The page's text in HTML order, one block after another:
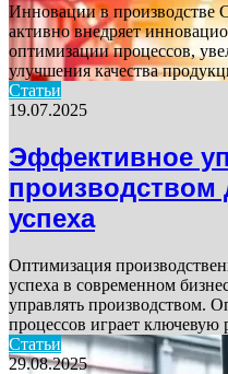
Инновации в производстве
активно внедряет
оптимизации процессов,
улучшения качества
Статьи
19.07.2025
Эффективное
производством
успеха
Оптимизация
успеха в современном
управлять производством.
процессов играет
Статьи
29.08.2025